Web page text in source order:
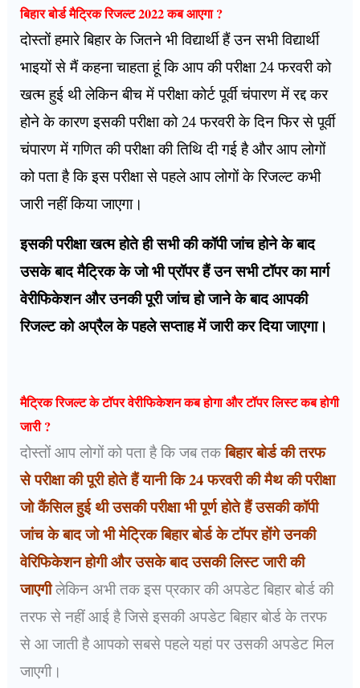
बिहार बोर्ड मैट्रिक रिजल्ट 2022 कब आएगा ?
दोस्तों हमारे बिहार के जितने भी विद्यार्थी हैं उन सभी विद्यार्थी
भाइयों से मैं कहना चाहता हूं कि आप की परीक्षा 24 फरवरी को
खत्म हुई थी लेकिन बीच में परीक्षा कोर्ट पूर्वी चंपारण में रद्द कर
होने के कारण इसकी परीक्षा को 24 फरवरी के दिन फिर से पूर्वी
चंपारण में गणित की परीक्षा की तिथि दी गई है और आप लोगों
को पता है कि इस परीक्षा से पहले आप लोगों के रिजल्ट कभी
जारी नहीं किया जाएगा।
इसकी परीक्षा खत्म होते ही सभी की कॉपी जांच होने के बाद
उसके बाद मैट्रिक के जो भी प्रॉपर हैं उन सभी टॉपर का मार्ग
वेरीफिकेशन और उनकी पूरी जांच हो जाने के बाद आपकी
रिजल्ट को अप्रैल के पहले सप्ताह में जारी कर दिया जाएगा।
मैट्रिक रिजल्ट के टॉपर वेरीफिकेशन कब होगा और टॉपर लिस्ट कब होगी
जारी ?
दोस्तों आप लोगों को पता है कि जब तकबिहार बोर्ड की तरफ
से परीक्षा की पूरी होते हैं यानी कि 24 फरवरी की मैथ की परीक्षा
जो कैंसिल हुई थी उसकी परीक्षा भी पूर्ण होते हैं उसकी कॉपी
जांच के बाद जो भी मेट्रिक बिहार बोर्ड के टॉपर होंगे उनकी
वेरिफिकेशन होगी और उसके बाद उसकी लिस्ट जारी की
जाएगीलेकिन अभी तक इस प्रकार की अपडेट बिहार बोर्ड की
तरफ से नहीं आई है जिसे इसकी अपडेट बिहार बोर्ड के तरफ
से आ जाती है आपको सबसे पहले यहां पर उसकी अपडेट मिल
जाएगी।